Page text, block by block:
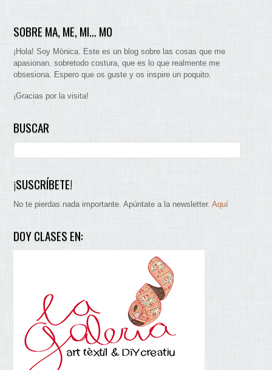
SOBRE MA, ME, MI… MO
¡Hola! Soy Mònica. Este es un blog sobre las cosas que me
apasionan. sobretodo costura, que es lo que realmente me
obsesiona. Espero que os guste y os inspire un poquito.
¡Gracias por la visita!
BUSCAR
¡SUSCRÍBETE!
No te pierdas nada importante. Apúntate a la newsletter.Aquí
DOY CLASES EN: